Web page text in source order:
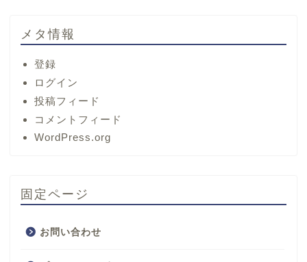
メタ情報
登録
ログイン
投稿フィード
コメントフィード
WordPress.org
固定ページ
お問い合わせ
プロフィール